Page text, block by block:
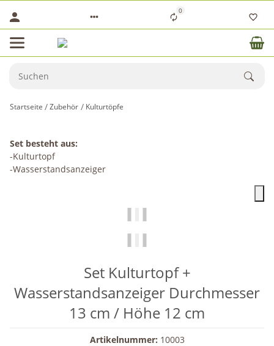
0
Startseite Zubehör Kulturtöpfe
Set besteht aus:
-Kulturtopf
-Wasserstandsanzeiger
Set Kulturtopf +
Wasserstandsanzeiger Durchmesser
13 cm / Höhe 12 cm
Artikelnummer: 10003